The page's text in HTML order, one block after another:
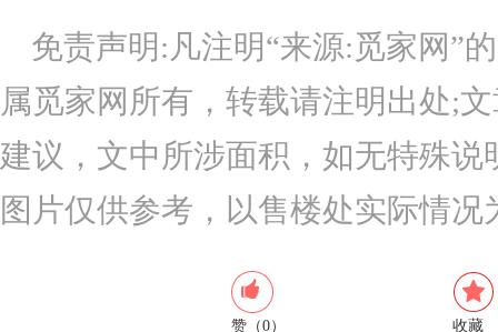
免责声明:凡注明“来源:觅家网”
属觅家网所有，转载请注明出处;
建议，文中所涉面积，如无特殊
图片仅供参考，以售楼处实际情况
赞（0） 收藏